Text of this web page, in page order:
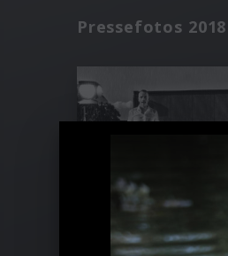
Pressefotos 2018